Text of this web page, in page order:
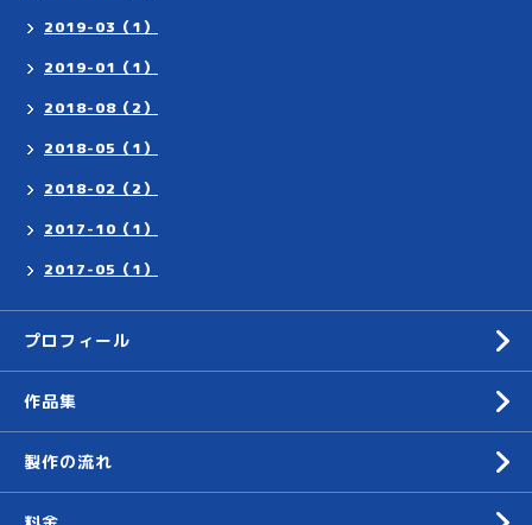
2019-03（1）
2019-01（1）
2018-08（2）
2018-05（1）
2018-02（2）
2017-10（1）
2017-05（1）
プロフィール
作品集
製作の流れ